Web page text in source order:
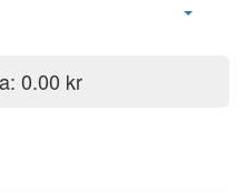
(0) Summa: 0.00 kr